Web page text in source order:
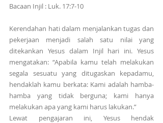
Bacaan Injil : Luk. 17:7-10
Kerendahan hati dalam menjalankan tugas dan
pekerjaan menjadi salah satu nilai yang
ditekankan Yesus dalam Injil hari ini. Yesus
mengatakan: “Apabila kamu telah melakukan
segala sesuatu yang ditugaskan kepadamu,
hendaklah kamu berkata: Kami adalah hamba-
hamba yang tidak berguna; kami hanya
melakukan apa yang kami harus lakukan.”
Lewat pengajaran ini, Yesus hendak